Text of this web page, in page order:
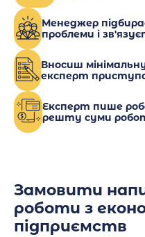
Менеджер
проблеми і
Вносиш
експерт
Експерт пише
решту суми
Замовити
роботи з
підприємств